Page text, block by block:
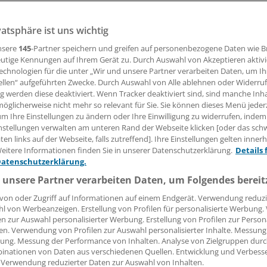
Lösungen für ein digitales Gesundheitssystem sind
verharren bewusst in ihrer Rolle als Zaungäste,
mehr Mut zur Gestaltung ein.
Häussler
07:30 Uhr
ist uns wichtig
145-Partner speichern und greifen auf personenbezogene Daten wie
Kennungen auf Ihrem Gerät zu. Durch Auswahl von Akzeptieren
für die unter „Wir und unsere Partner verarbeiten Daten, um
aufgeführten Zwecke. Durch Auswahl von Alle ablehnen oder
werden diese deaktiviert. Wenn Tracker deaktiviert sind, sind manche
nicht mehr so relevant für Sie. Sie können dieses Menü
Ihre Einstellungen zu ändern oder Ihre Einwilligung zu widerrufen, indem
verwalten am unteren Rand der Webseite klicken [oder das
links auf der Webseite, falls zutreffend]. Ihre Einstellungen gelten
Informationen finden Sie in unserer Datenschutzerklärung. Details
Partner verarbeiten Daten, um Folgendes
oder Zugriff auf Informationen auf einem Endgerät. Verwendung
von Werbeanzeigen. Erstellung von Profilen für personalisierte
zur Auswahl personalisierter Werbung. Erstellung von Profilen zur
Verwendung von Profilen zur Auswahl personalisierter Inhalte.
Messung der Performance von Inhalten. Analyse von Zielgruppen
von Daten aus verschiedenen Quellen. Entwicklung und
reduzierter Daten zur Auswahl von Inhalten.